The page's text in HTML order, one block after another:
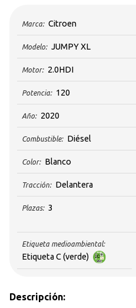
Marca: Citroen
Modelo: JUMPY XL
Motor: 2.0HDI
Potencia: 120
Año: 2020
Combustible: Diésel
Color: Blanco
Tracción: Delantera
Plazas: 3
Etiqueta medioambiental:
Etiqueta C (verde)
Descripción: